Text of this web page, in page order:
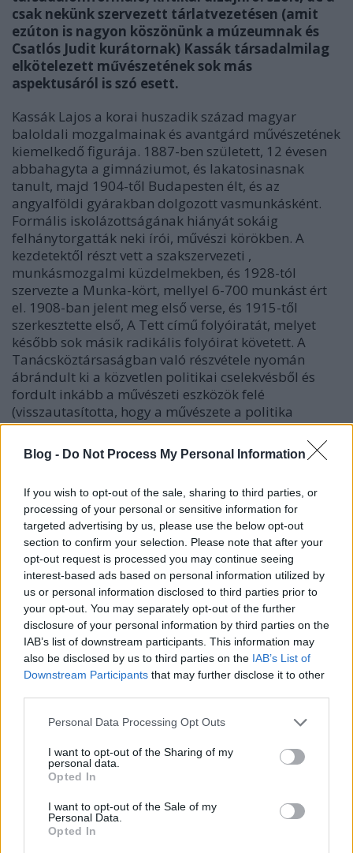
Blog - Do Not Process My Personal Information
If you wish to opt-out of the sale, sharing to third parties, or
processing of your personal or sensitive information for
targeted advertising by us, please use the below opt-out
section to confirm your selection. Please note that after your
opt-out request is processed you may continue seeing
interest-based ads based on personal information utilized by
us or personal information disclosed to third parties prior to
your opt-out. You may separately opt-out of the further
disclosure of your personal information by third parties on the
IAB’s list of downstream participants. This information may
also be disclosed by us to third parties on the IAB’s List of
Downstream Participants that may further disclose it to other
Please note that this website/app uses one or more Google
not limited to your visit or usage behaviour. You may click to
grant or deny consent to Google and its third-party tags to
use your data for below specified purposes in below Google
consent section.
Personal Data Processing Opt Outs
I want to opt-out of the Sharing of my
personal data.
Opted In
I want to opt-out of the Sale of my
Personal Data.
Opted In
csak nekünk szervezett tárlatvezetésen (amit
ezúton is nagyon köszönünk a múzeumnak és
Csatlós Judit kurátornak) Kassák társadalmilag
elkötelezett művészetének sok más
aspektusáról is szó esett.
Kassák Lajos a korai huszadik század magyar
baloldali mozgalmainak és avantgárd művészetének
kiemelkedő figurája. 1887-ben született, 12 évesen
abbahagyta a gimnáziumot, és lakatosinasnak
tanult, majd 1904-től Budapesten élt, és az
angyalföldi gyárakban dolgozott vasmunkásként.
Formális iskolázottságának hiányát sokáig
felhánytorgatták neki írói, művészi körökben. A
kezdetektől részt vett a szakszervezeti ,
munkásmozgalmi küzdelmekben, és 1928-tól
szervezte a Munka-kört, mellyel 6-700 munkást ért
el. 1908-ban jelent meg első verse, és 1915-től
szerkesztette első, A Tett című folyóiratát, melyet
később sok másik radikális folyóirat követett. A
Tanácsköztársaságban való részvétele nyomán
ábrándult ki a közvetlen politikai cselekvésből és
fordult inkább a művészeti eszközök felé
(visszautasította, hogy a művészete a politika
közvetlen, kritikátlan kiszolgálója legyen).
Az 1920-as évek elején, bécsi emigrációja során
ettől kezdve fordult egyértelműbben a
társadalomkritika művészeti, formai
megfogalmazásai felé.